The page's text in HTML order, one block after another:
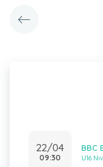
22/04
09:30
BBC
U16